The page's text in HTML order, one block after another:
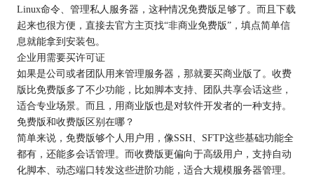
Linux命令、管理私人服务器，这种情况免费版足够了。而且下载
起来也很方便，直接去官方主页找“非商业免费版”，填点简单信
息就能拿到安装包。
企业用需要买许可证
如果是公司或者团队用来管理服务器，那就要买商业版了。收费
版比免费版多了不少功能，比如脚本支持、团队共享会话这些，
适合专业场景。而且，用商业版也是对软件开发者的一种支持。
免费版和收费版区别在哪？
简单来说，免费版够个人用户用，像SSH、SFTP这些基础功能全
都有，还能多会话管理。而收费版更偏向于高级用户，支持自动
化脚本、动态端口转发这些进阶功能，适合大规模服务器管理。